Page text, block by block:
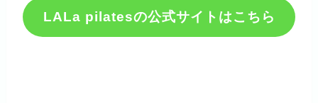
LALa pilatesの公式サイトはこちら